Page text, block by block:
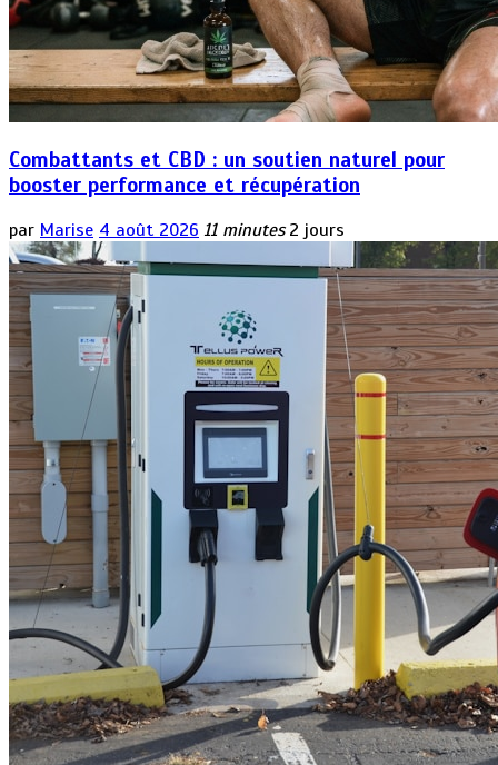
Combattants et CBD : un soutien naturel pour
booster performance et récupération
par Marise 4 août 2026 11 minutes 2 jours